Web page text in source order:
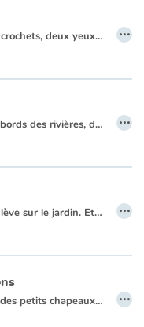
Six pattes à ventouses et crochets, deux yeux à facettes qui lui offrent un large champ de vision, des mandibules pour déchiqueter des feuilles d'églantier... mais quel est ce drôle de bâton ? C'est un phasme !
Mais sous ses allures timides, le phasme est un grand voyageur ! Lorsque les oiseaux confondent ses œufs avec des graines, on les retrouve intacts dans leurs excréments ! Ils éclosent alors à quelques kilomètres de leur lieu de ponte. Étonnant, non ?
…
Dans les prairies ou aux abords des rivières, dans les arbres ou sous terre, les animaux font leur nid. La taupe est gourmande, alors elle remplit son garde-manger de vers de terre pour assouvir ses fringales à tout moment. Le blaireau, lui, creuse une nouvelle sortie pour accéder à sa ribambelle de toilettes extérieures. Hors de question de souiller son terrier ! Quant à l'incroyable castor, il étanchéifie sa hutte avec des branches de bouleau qu'il a rongées plus tôt dans la matinée. Que ce soit pour se protéger du danger ou pour préparer un précieux cocon et accueillir leurs petits, les animaux sont d'incroyables architectes! …
Chaque matin, le soleil se lève sur le jardin. Et chaque soir, il disparaît de l’autre côté. Certains animaux vont se coucher, d’autres se réveillent dès l’arrivée de l’obscurité. Pour Dame ver luisant, c’est l’heure d’illuminer son ventre et d’attirer Monsieur. Pour la chouette, le sanglier, le hérisson ou encore la chauve-souris, le noir est propice à la chasse…
…
Dans la rosée automnale, des petits chapeaux sortent du sol... ce sont les champignons ! Mais sous ces drôles de petits parapluies se cache un extraordinaire et parfois gigantesque entrelacs de fines racines : le mycélium, le véritable corps du champignon ! Lorsqu'un champignon est cueilli, le mycélium continue à s'étendre et bientôt, d'autres fungi repousseront. Et heureusement, parce que nous ne sommes pas les seuls à les adorer ! Les animaux aussi s'en régalent. Mais attention, tous les champignons ne sont pas bons à manger ! Croûtes bleu vif, petits ronds ou en forme d'étoile de mer... odeur de savon, ou de bonbon... entre toutes ces variétés, il y a de quoi se tromper ! …